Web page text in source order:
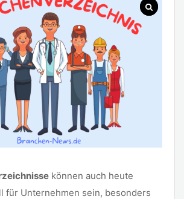
können auch heute
für Unternehmen sein, besonders